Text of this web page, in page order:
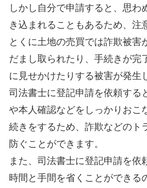
しかし自分で申請すると、思わ
き込まれることもあるため、注
とくに土地の売買では詐欺被害
だまし取られたり、手続きが完
に見せかけたりする被害が発生
司法書士に登記申請を依頼する
や本人確認などをしっかりおこ
続きをするため、詐欺などのト
防ぐことができます。
また、司法書士に登記申請を依
時間と手間を省くことができる